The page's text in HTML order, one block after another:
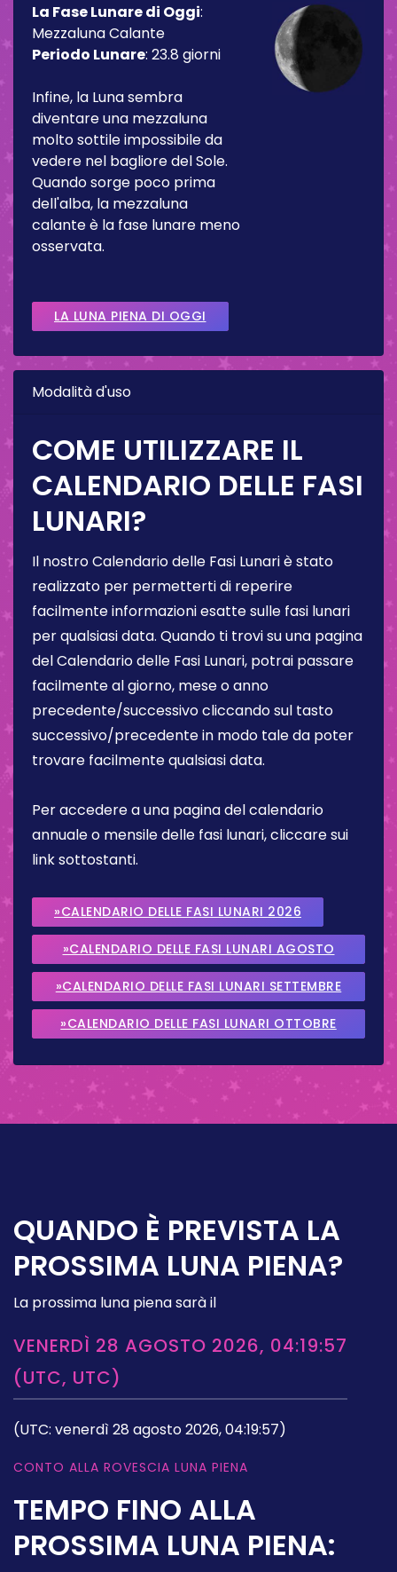
La Fase Lunare di Oggi:
Mezzaluna Calante
Periodo Lunare: 23.8 giorni
Infine, la Luna sembra
diventare una mezzaluna
molto sottile impossibile da
vedere nel bagliore del Sole.
Quando sorge poco prima
dell'alba, la mezzaluna
calante è la fase lunare meno
osservata.
LA LUNA PIENA DI OGGI
Modalità d'uso
COME UTILIZZARE IL
CALENDARIO DELLE FASI
LUNARI?
Il nostro Calendario delle Fasi Lunari è stato
realizzato per permetterti di reperire
facilmente informazioni esatte sulle fasi lunari
per qualsiasi data. Quando ti trovi su una pagina
del Calendario delle Fasi Lunari, potrai passare
facilmente al giorno, mese o anno
precedente/successivo cliccando sul tasto
successivo/precedente in modo tale da poter
trovare facilmente qualsiasi data.
Per accedere a una pagina del calendario
annuale o mensile delle fasi lunari, cliccare sui
link sottostanti.
»CALENDARIO DELLE FASI LUNARI 2026
»CALENDARIO DELLE FASI LUNARI AGOSTO
2026
»CALENDARIO DELLE FASI LUNARI SETTEMBRE
2026
»CALENDARIO DELLE FASI LUNARI OTTOBRE
QUANDO È PREVISTA LA
PROSSIMA LUNA PIENA?
La prossima luna piena sarà il
VENERDÌ 28 AGOSTO 2026, 04:19:57
(UTC, UTC)
(UTC: venerdì 28 agosto 2026, 04:19:57)
CONTO ALLA ROVESCIA LUNA PIENA
TEMPO FINO ALLA
PROSSIMA LUNA PIENA: